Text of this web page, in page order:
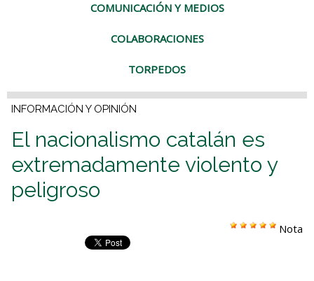
COMUNICACIÓN Y MEDIOS
COLABORACIONES
TORPEDOS
INFORMACIÓN Y OPINIÓN
El nacionalismo catalán es
extremadamente violento y
peligroso
Nota